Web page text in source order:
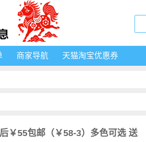
商家导航 天猫淘宝优惠券
￥55包邮（￥58-3）多色可选 送